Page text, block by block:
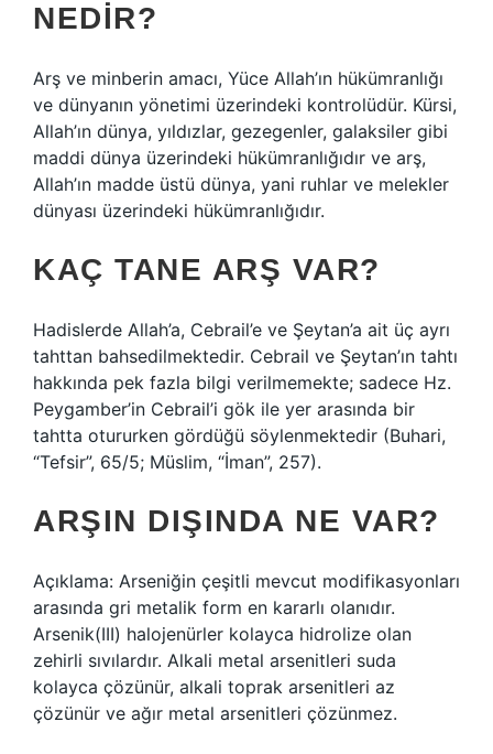
NEDIR?
Arş ve minberin amacı, Yüce Allah’ın hükümranlığı
ve dünyanın yönetimi üzerindeki kontrolüdür. Kürsi,
Allah’ın dünya, yıldızlar, gezegenler, galaksiler gibi
maddi dünya üzerindeki hükümranlığıdır ve arş,
Allah’ın madde üstü dünya, yani ruhlar ve melekler
dünyası üzerindeki hükümranlığıdır.
KAÇ TANE ARŞ VAR?
Hadislerde Allah’a, Cebrail’e ve Şeytan’a ait üç ayrı
tahttan bahsedilmektedir. Cebrail ve Şeytan’ın tahtı
hakkında pek fazla bilgi verilmemekte; sadece Hz.
Peygamber’in Cebrail’i gök ile yer arasında bir
tahtta otururken gördüğü söylenmektedir (Buhari,
“Tefsir”, 65/5; Müslim, “İman”, 257).
ARŞIN DIŞINDA NE VAR?
Açıklama: Arseniğin çeşitli mevcut modifikasyonları
arasında gri metalik form en kararlı olanıdır.
Arsenik(III) halojenürler kolayca hidrolize olan
zehirli sıvılardır. Alkali metal arsenitleri suda
kolayca çözünür, alkali toprak arsenitleri az
çözünür ve ağır metal arsenitleri çözünmez.